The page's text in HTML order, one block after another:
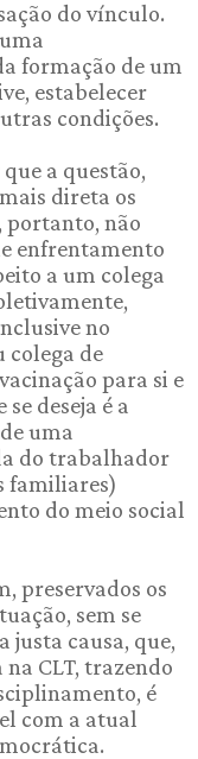
do vínculo.
formação de um
estabelecer
condições.
a questão,
direta os
portanto, não
enfrentamento
a um colega
no
colega de
para si e
deseja é a
uma
do trabalhador
familiares)
do meio social
preservados os
sem se
justa causa, que,
CLT, trazendo
é
com a atual